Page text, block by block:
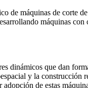
de máquinas de corte
máquinas
dinámicos que dan
y la construcción
de estas